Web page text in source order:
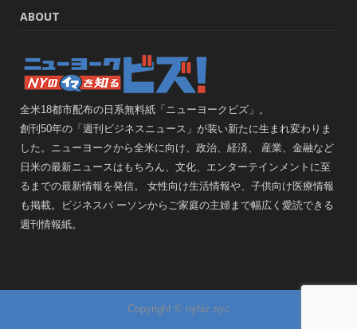
ABOUT
全米18都市配布の日系無料紙「ニューヨークビズ」。
創刊50年の「週刊ビジネスニュース」が装い新たに生まれ変わりま
した。ニューヨークから全米に向け、政治、経済、 産業、金融など
日米の最新ニュースはもちろん、文化、エンターテインメントに至
るまでの最新情報を発信。 女性向け生活情報や、子供向け医療情報
も掲載。ビジネスパ ーソンからご家庭の主婦まで幅広く愛読できる
週刊情報紙。
Copyright © nybiz.nyc